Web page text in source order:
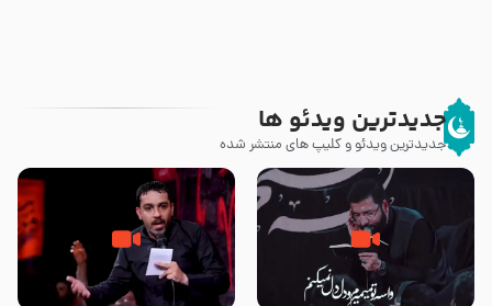
جدیدترین ویدئو ها
جدیدترین ویدئو و کلیپ های منتشر شده
مصداق کربلا – حاج حسین سیب
سرخی
شور ، حسینا! به‌ حق زهرا «أُنْظُرْ
إِلَینا» – عزاداری شب هفتم ماه